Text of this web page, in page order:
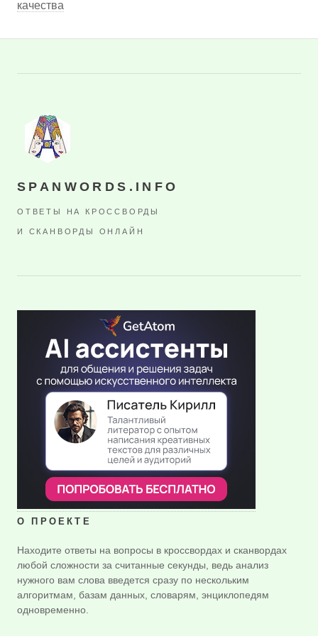
качества
SPANWORDS.INFO
ОТВЕТЫ НА КРОССВОРДЫ
И СКАНВОРДЫ ОНЛАЙН
О ПРОЕКТЕ
Находите ответы на вопросы в кроссвордах и сканвордах
любой сложности за считанные секунды, ведь анализ
нужного вам слова введется сразу по нескольким
алгоритмам, базам данных, словарям, энциклопедям
одновременно.